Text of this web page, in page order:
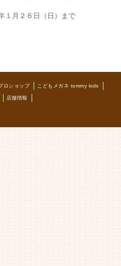
月２６日（日）まで
ロショップ こどもメガネ tommy kids
店舗情報